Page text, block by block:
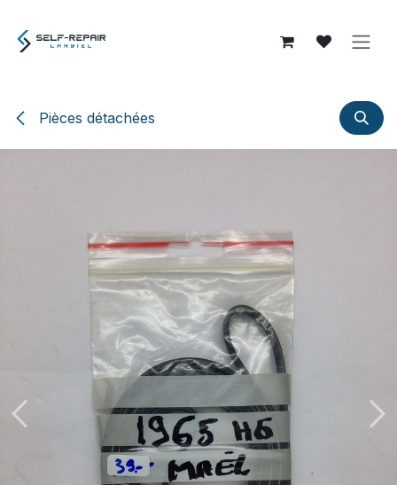
Pièces détachées